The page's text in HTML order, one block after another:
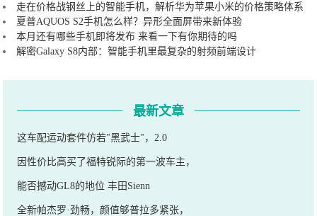
走在价格战钢丝上的智能手机，解析华为苹果小米的价格策略体系
夏普AQUOS S2手机怎么样？异形全面屏带来新体验
本月还有哪些手机即将发布 来看一下有你期待的吗
解密Galaxy S8内部：智能手机里最复杂的射频前端设计
最新文章
这车配运动套件仿若"黑武士"，2.0
因性价比高买了福特锐际的第一波车主，
能否撼动GL8的地位 丰田Sienn
全新帕杰罗·劲畅，颜值够普拉多紧张，